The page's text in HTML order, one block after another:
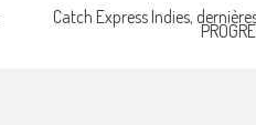
Catch Express Indies,